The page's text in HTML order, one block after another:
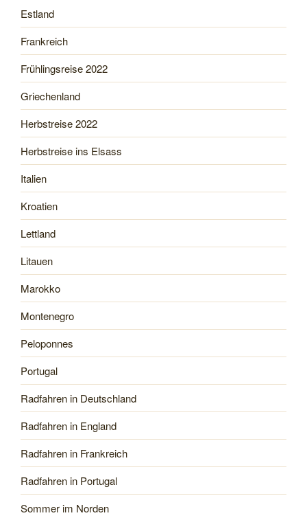
Estland
Frankreich
Frühlingsreise 2022
Griechenland
Herbstreise 2022
Herbstreise ins Elsass
Italien
Kroatien
Lettland
Litauen
Marokko
Montenegro
Peloponnes
Portugal
Radfahren in Deutschland
Radfahren in England
Radfahren in Frankreich
Radfahren in Portugal
Sommer im Norden